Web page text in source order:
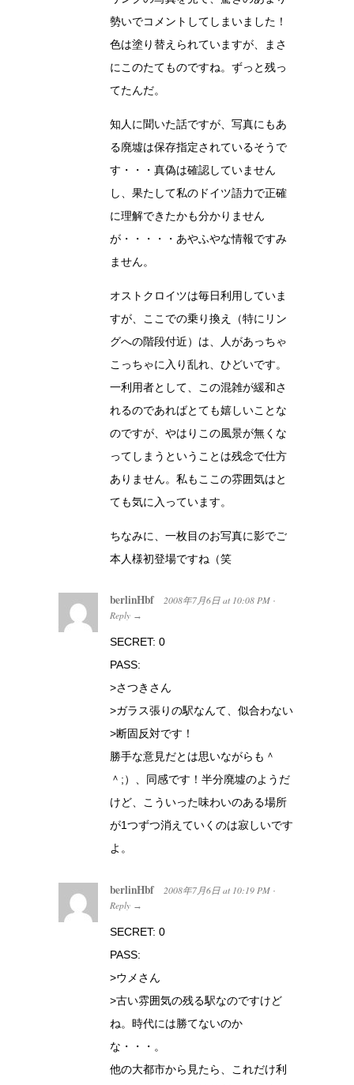
勢いでコメントしてしまいました！
色は塗り替えられていますが、まさ
にこのたてものですね。ずっと残っ
てたんだ。
知人に聞いた話ですが、写真にもあ
る廃墟は保存指定されているそうで
す・・・真偽は確認していません
し、果たして私のドイツ語力で正確
に理解できたかも分かりません
が・・・・・あやふやな情報ですみ
ません。
オストクロイツは毎日利用していま
すが、ここでの乗り換え（特にリン
グへの階段付近）は、人があっちゃ
こっちゃに入り乱れ、ひどいです。
一利用者として、この混雑が緩和さ
れるのであればとても嬉しいことな
のですが、やはりこの風景が無くな
ってしまうということは残念で仕方
ありません。私もここの雰囲気はと
ても気に入っています。
ちなみに、一枚目のお写真に影でご
本人様初登場ですね（笑
berlinHbf 2008年7月6日 at 10:08 PM ·
Reply →
SECRET: 0
PASS:
>さつきさん
>ガラス張りの駅なんて、似合わない
>断固反対です！
勝手な意見だとは思いながらも＾
＾;）、同感です！半分廃墟のようだ
けど、こういった味わいのある場所
が1つずつ消えていくのは寂しいです
よ。
berlinHbf 2008年7月6日 at 10:19 PM ·
Reply →
SECRET: 0
PASS:
>ウメさん
>古い雰囲気の残る駅なのですけど
ね。時代には勝てないのか
な・・・。
他の大都市から見たら、これだけ利